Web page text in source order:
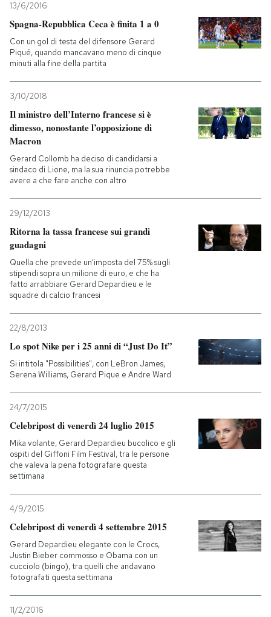
13/6/2016
Spagna-Repubblica Ceca è finita 1 a 0
Con un gol di testa del difensore Gerard
Piqué, quando mancavano meno di cinque
minuti alla fine della partita
3/10/2018
Il ministro dell’Interno francese si è
dimesso, nonostante l’opposizione di
Macron
Gerard Collomb ha deciso di candidarsi a
sindaco di Lione, ma la sua rinuncia potrebbe
avere a che fare anche con altro
29/12/2013
Ritorna la tassa francese sui grandi
guadagni
Quella che prevede un'imposta del 75% sugli
stipendi sopra un milione di euro, e che ha
fatto arrabbiare Gerard Depardieu e le
squadre di calcio francesi
22/8/2013
Lo spot Nike per i 25 anni di “Just Do It”
Si intitola "Possibilities", con LeBron James,
Serena Williams, Gerard Pique e Andre Ward
24/7/2015
Celebripost di venerdì 24 luglio 2015
Mika volante, Gerard Depardieu bucolico e gli
ospiti del Giffoni Film Festival, tra le persone
che valeva la pena fotografare questa
settimana
4/9/2015
Celebripost di venerdì 4 settembre 2015
Gerard Depardieu elegante con le Crocs,
Justin Bieber commosso e Obama con un
cucciolo (bingo), tra quelli che andavano
fotografati questa settimana
11/2/2016